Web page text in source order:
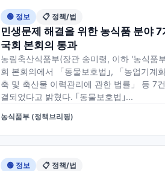
🟢 정보 📋 정책/법
민생문제 해결을 위한 농식품 분야
국회 본회의 통과
농림축산식품부(장관 송미령, 이하 '농식품
회 본회의에서 「동물보호법｣, 「농업기계
축 및 축산물 이력관리에 관한 법률」 등 7
결되었다고 밝혔다. ｢동물보호법｣...
농식품부 (정책브리핑)
🟢 정보 📋 정책/법